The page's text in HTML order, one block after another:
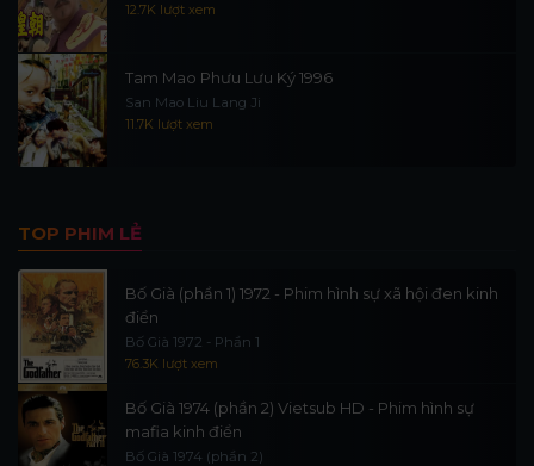
12.7K lượt xem
Tam Mao Phưu Lưu Ký 1996
San Mao Liu Lang Ji
11.7K lượt xem
TOP PHIM LẺ
Bố Già (phần 1) 1972 - Phim hình sự xã hội đen kinh
điển
Bố Già 1972 - Phần 1
76.3K lượt xem
Bố Già 1974 (phần 2) Vietsub HD - Phim hình sự
mafia kinh điển
Bố Già 1974 (phần 2)